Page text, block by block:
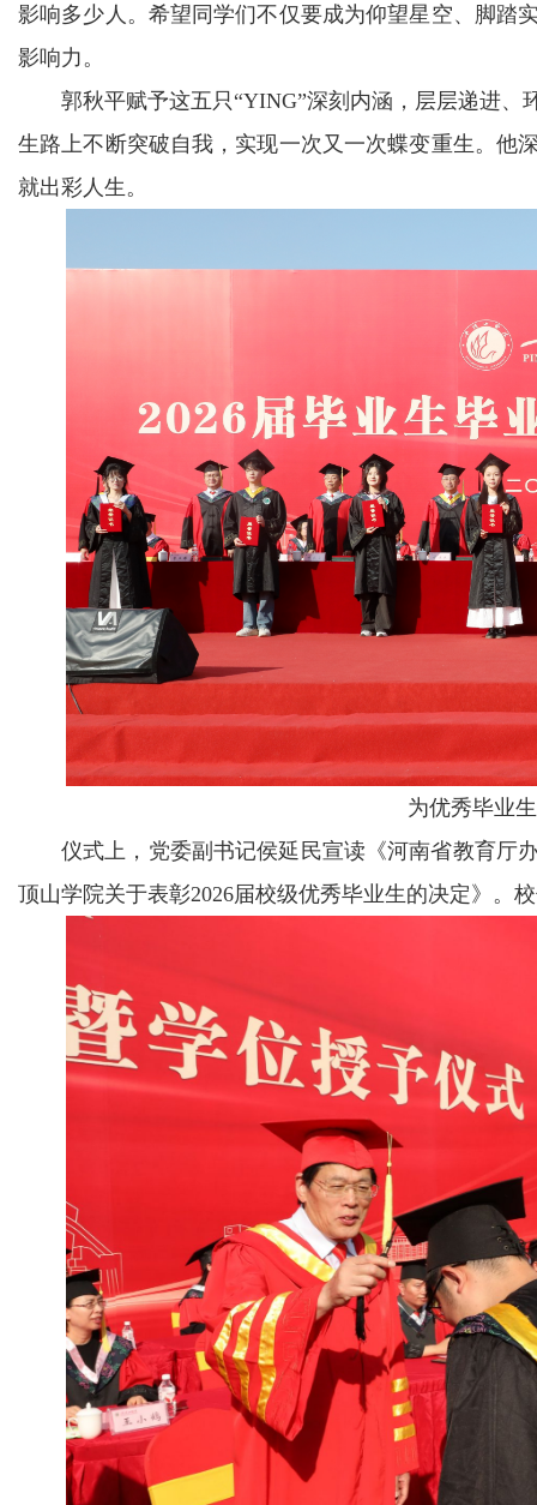
影响多少人。希望同学们不仅要成为仰望星空、脚踏
影响力。
郭秋平赋予这五只“YING”深刻内涵，层层递进
生路上不断突破自我，实现一次又一次蝶变重生。他
就出彩人生。
为优秀毕业
仪式上，党委副书记侯延民宣读《河南省教育厅
顶山学院关于表彰2026届校级优秀毕业生的决定》。